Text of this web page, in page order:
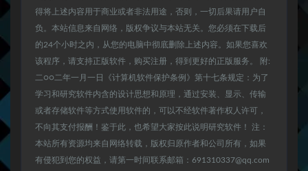
得将上述内容用于商业或者非法用途，否则，一切后果请用户自
负。本站信息来自网络，版权争议与本站无关。您必须在下载后
的24个小时之内，从您的电脑中彻底删除上述内容。如果您喜欢
该程序，请支持正版软件，购买注册，得到更好的正版服务。 附:
二○○二年一月一日《计算机软件保护条例》第十七条规定：为了
学习和研究软件内含的设计思想和原理，通过安装、显示、传输
或者存储软件等方式使用软件的，可以不经软件著作权人许可，
不向其支付报酬！鉴于此，也希望大家按此说明研究软件！ 注：
本站所有资源均来自网络转载，版权归原作者和公司所有，如果
有侵犯到您的权益，请第一时间联系邮箱：691310337@qq.com